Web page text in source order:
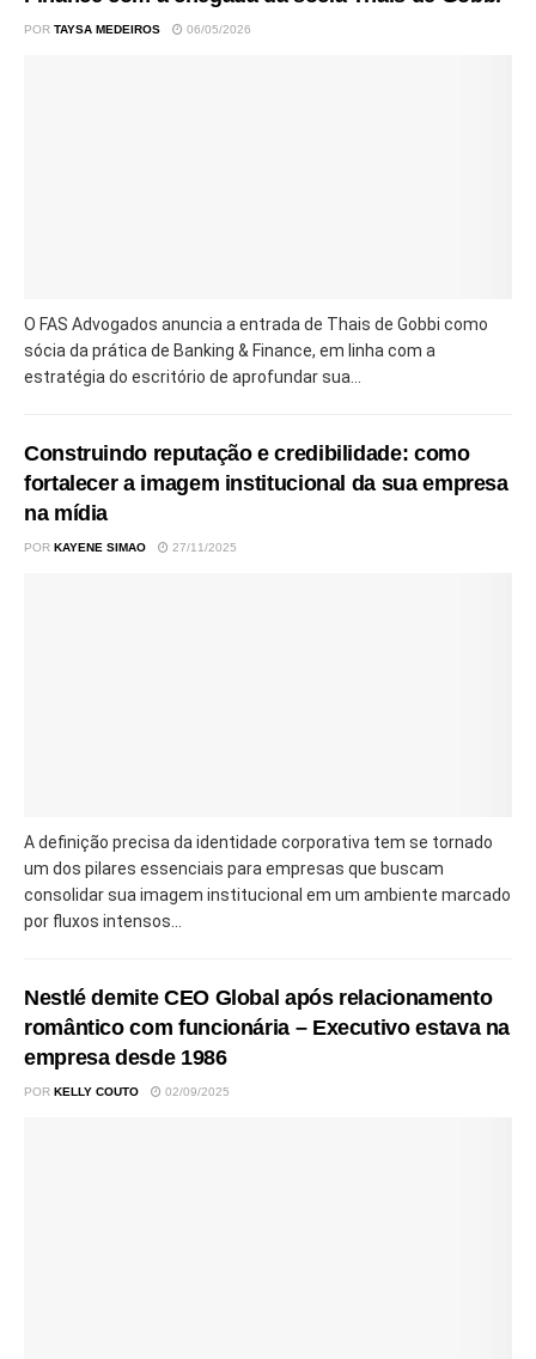
POR TAYSA MEDEIROS 06/05/2026
O FAS Advogados anuncia a entrada de Thais de Gobbi como
sócia da prática de Banking & Finance, em linha com a
estratégia do escritório de aprofundar sua...
Construindo reputação e credibilidade: como
fortalecer a imagem institucional da sua empresa
na mídia
POR KAYENE SIMAO 27/11/2025
A definição precisa da identidade corporativa tem se tornado
um dos pilares essenciais para empresas que buscam
consolidar sua imagem institucional em um ambiente marcado
por fluxos intensos...
Nestlé demite CEO Global após relacionamento
romântico com funcionária – Executivo estava na
empresa desde 1986
POR KELLY COUTO 02/09/2025